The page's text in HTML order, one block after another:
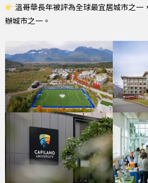
溫哥華長年被評為全球最宜居城市之一
辦城市之一。